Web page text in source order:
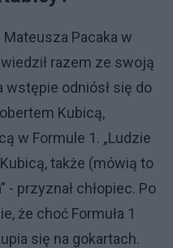
Mateusza Pacaka w
razem ze swoją
wstępie odniósł się do
Kubicą,
w Formule 1. „Ludzie
także (mówią to
- przyznał chłopiec. Po
że choć Formuła 1
się na gokartach.